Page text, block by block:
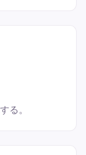
る。